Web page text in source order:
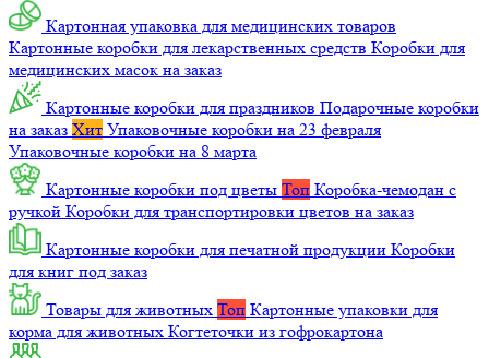
Картонная упаковка для медицинских товаров
Картонные коробки для лекарственных средств Коробки для
медицинских масок на заказ
Картонные коробки для праздников Подарочные коробки
на заказ Хит Упаковочные коробки на 23 февраля
Упаковочные коробки на 8 марта
Картонные коробки под цветы Топ Коробка-чемодан с
ручкой Коробки для транспортировки цветов на заказ
Картонные коробки для печатной продукции Коробки
для книг под заказ
Товары для животных Топ Картонные упаковки для
корма для животных Когтеточки из гофрокартона